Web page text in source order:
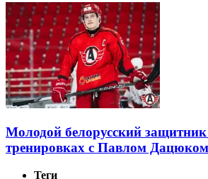
Молодой белорусский защитник
тренировках с Павлом Дацюком
Теги